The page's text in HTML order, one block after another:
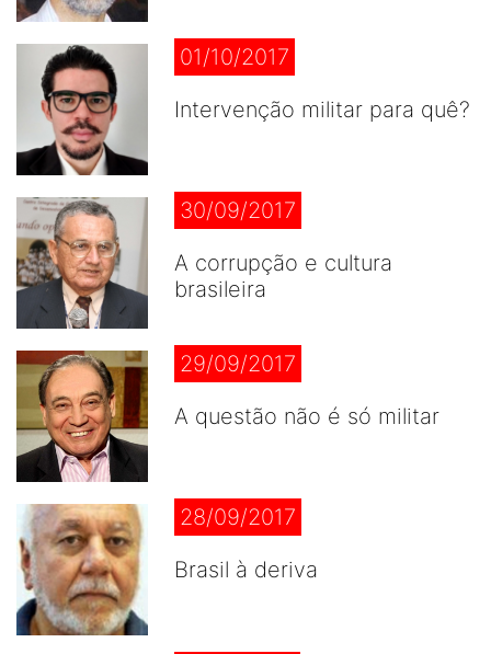
01/10/2017
Intervenção militar para quê?
30/09/2017
A corrupção e cultura
brasileira
29/09/2017
A questão não é só militar
28/09/2017
Brasil à deriva